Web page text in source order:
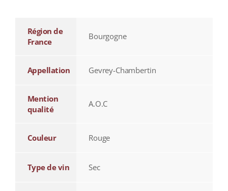
Région de
France
Bourgogne
Appellation Gevrey-Chambertin
Mention
qualité
A.O.C
Couleur Rouge
Type de vin Sec